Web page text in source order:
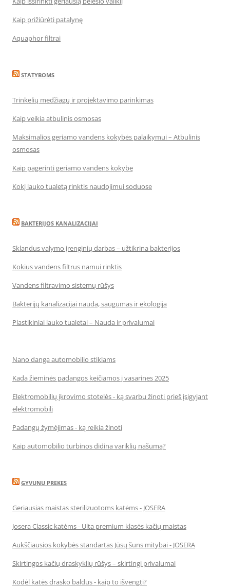
Kaip prižiūrėti patalynę
Aquaphor filtrai
STATYBOMS
Trinkelių medžiagų ir projektavimo parinkimas
Kaip veikia atbulinis osmosas
Maksimalios geriamo vandens kokybės palaikymui – Atbulinis
osmosas
Kaip pagerinti geriamo vandens kokybę
Kokį lauko tualetą rinktis naudojimui soduose
BAKTERIJOS KANALIZACIJAI
Sklandus valymo įrenginių darbas – užtikrina bakterijos
Kokius vandens filtrus namui rinktis
Vandens filtravimo sistemų rūšys
Bakterijų kanalizacijai nauda, saugumas ir ekologija
Plastikiniai lauko tualetai – Nauda ir privalumai
Nano danga automobilio stiklams
Kada žieminės padangos keičiamos į vasarines 2025
Elektromobilių įkrovimo stotelės - ką svarbu žinoti prieš įsigyjant
elektromobilį
Padangų žymėjimas - ką reikia žinoti
Kaip automobilio turbinos didina variklių našumą?
GYVUNU PREKES
Geriausias maistas sterilizuotoms katėms - JOSERA
Josera Classic katėms - Ulta premium klasės kačių maistas
Aukščiausios kokybės standartas Jūsų šuns mitybai - JOSERA
Skirtingos kačių draskyklių rūšys – skirtingi privalumai
Kodėl katės drasko baldus - kaip to išvengti?